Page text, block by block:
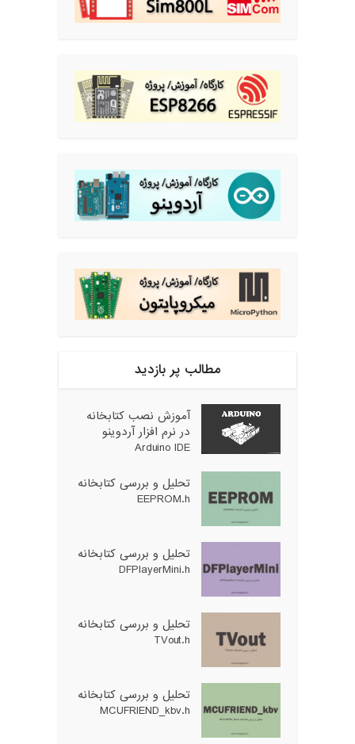
مطالب پر بازدید
آموزش نصب کتابخانه
در نرم افزار آردوینو
Arduino IDE
تحلیل و بررسی کتابخانه
EEPROM.h
تحلیل و بررسی کتابخانه
DFPlayerMini.h
تحلیل و بررسی کتابخانه
TVout.h
تحلیل و بررسی کتابخانه
MCUFRIEND_kbv.h